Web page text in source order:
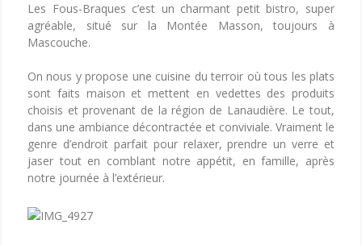
Les Fous-Braques c’est un charmant petit bistro, super
agréable, situé sur la Montée Masson, toujours à
Mascouche.
On nous y propose une cuisine du terroir où tous les plats
sont faits maison et mettent en vedettes des produits
choisis et provenant de la région de Lanaudière. Le tout,
dans une ambiance décontractée et conviviale. Vraiment le
genre d’endroit parfait pour relaxer, prendre un verre et
jaser tout en comblant notre appétit, en famille, après
notre journée à l’extérieur.